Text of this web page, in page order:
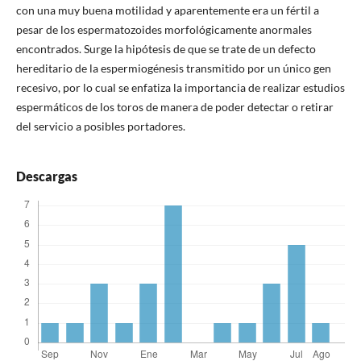
con una muy buena motilidad y aparentemente era un fértil a
pesar de los espermatozoides morfológicamente anormales
encontrados. Surge la hipótesis de que se trate de un defecto
hereditario de la espermiogénesis transmitido por un único gen
recesivo, por lo cual se enfatiza la importancia de realizar estudios
espermáticos de los toros de manera de poder detectar o retirar
del servicio a posibles portadores.
Descargas